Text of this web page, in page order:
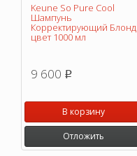
Keune So Pure Cool
Шампунь
Корректирующий Блонд
цвет 1000 мл
9 600 p
В корзину
Отложить